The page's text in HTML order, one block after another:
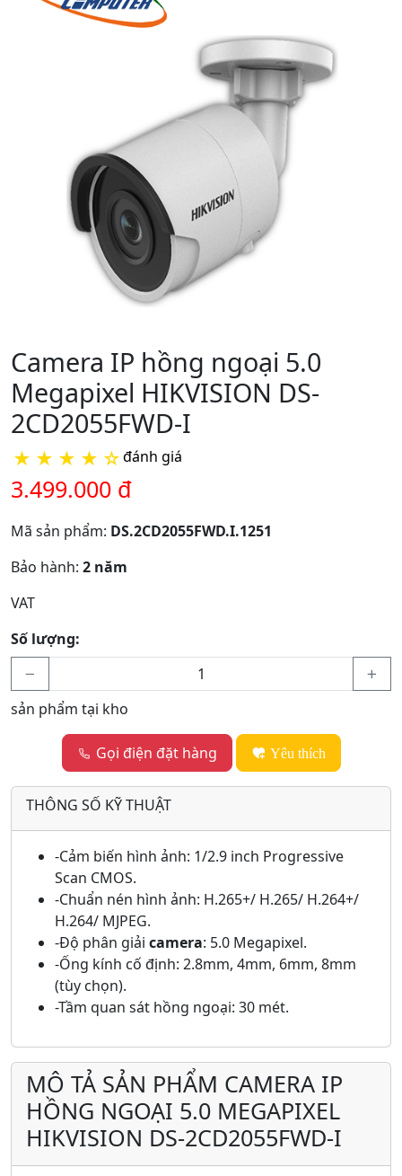
Camera IP hồng ngoại 5.0
Megapixel HIKVISION DS-
2CD2055FWD-I
★ ★ ★ ★ ☆đánh giá
3.499.000 đ
Mã sản phẩm: DS.2CD2055FWD.I.1251
Bảo hành: 2 năm
VAT
Số lượng:
sản phẩm tại kho
Gọi điện đặt hàng Yêu thích
THÔNG SỐ KỸ THUẬT
-Cảm biến hình ảnh: 1/2.9 inch Progressive
Scan CMOS.
-Chuẩn nén hình ảnh: H.265+/ H.265/ H.264+/
H.264/ MJPEG.
-Độ phân giải camera: 5.0 Megapixel.
-Ống kính cố định: 2.8mm, 4mm, 6mm, 8mm
(tùy chọn).
-Tầm quan sát hồng ngoại: 30 mét.
MÔ TẢ SẢN PHẨM CAMERA IP
HỒNG NGOẠI 5.0 MEGAPIXEL
HIKVISION DS-2CD2055FWD-I